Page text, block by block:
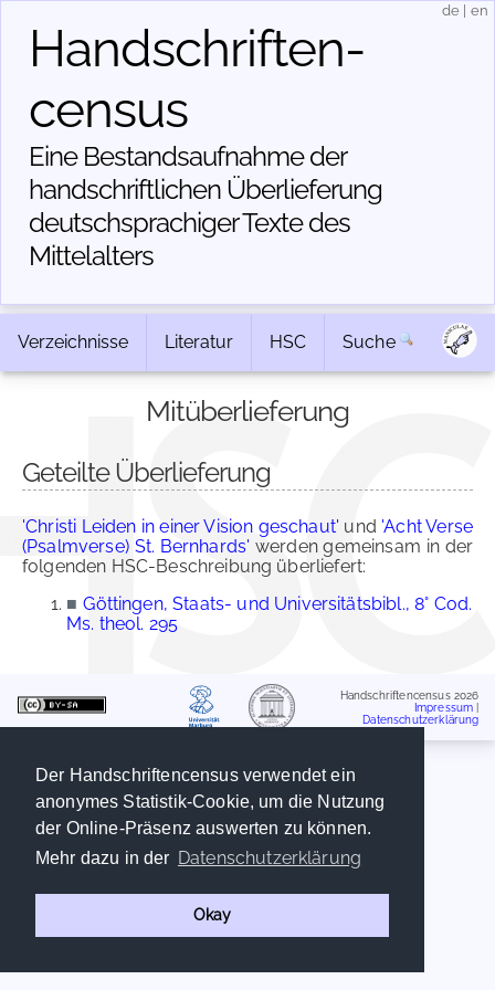
Der Handschriftencensus verwendet ein
anonymes Statistik-Cookie, um die Nutzung
der Online-Präsenz auswerten zu können.
Mehr dazu in der Datenschutzerklärung
Okay
Handschriften­
census
Eine Bestandsaufnahme der
handschriftlichen Über­lieferung
deutschsprachiger Texte des
Mittelalters
de en
Verzeichnisse Literatur HSC Suche
Mitüberlieferung
Geteilte Überlieferung
'Christi Leiden in einer Vision geschaut' und 'Acht Verse
(Psalmverse) St. Bernhards' werden gemeinsam in der
folgenden HSC-Beschreibung überliefert:
■ Göttingen, Staats- und Universitätsbibl., 8° Cod.
Ms. theol. 295
Handschriftencensus 2026
Impressum
Datenschutzerklärung